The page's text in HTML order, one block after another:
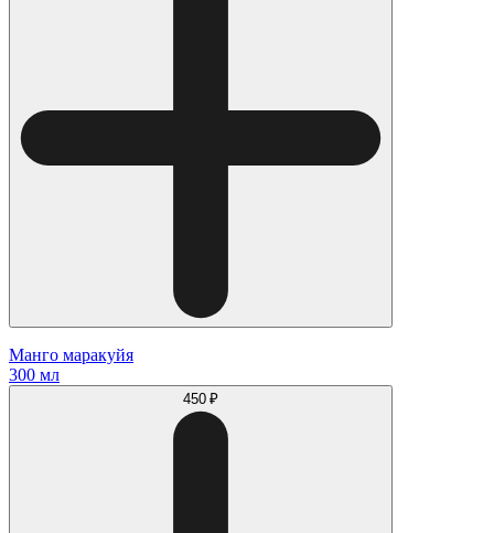
Манго маракуйя
300 мл
450 ₽